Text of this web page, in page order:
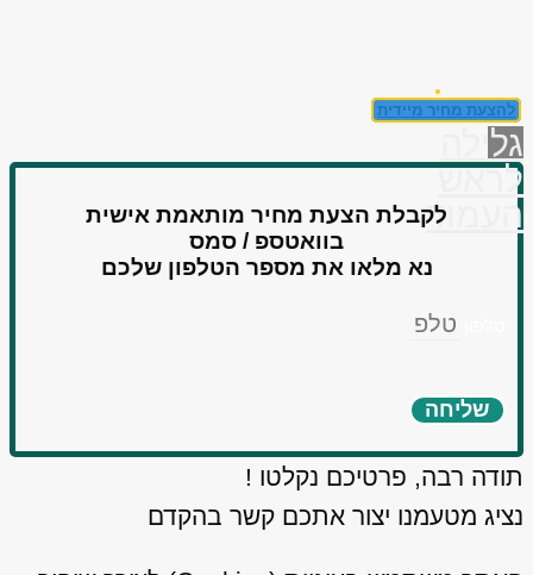
להצעת מחיר מיידית
גלילה
לראש
העמודלקבלת הצעת מחיר מותאמת אישית
בוואטספ / סמס
נא מלאו את מספר הטלפון שלכם
שליחה
תודה רבה, פרטיכם נקלטו !
נציג מטעמנו יצור אתכם קשר בהקדם